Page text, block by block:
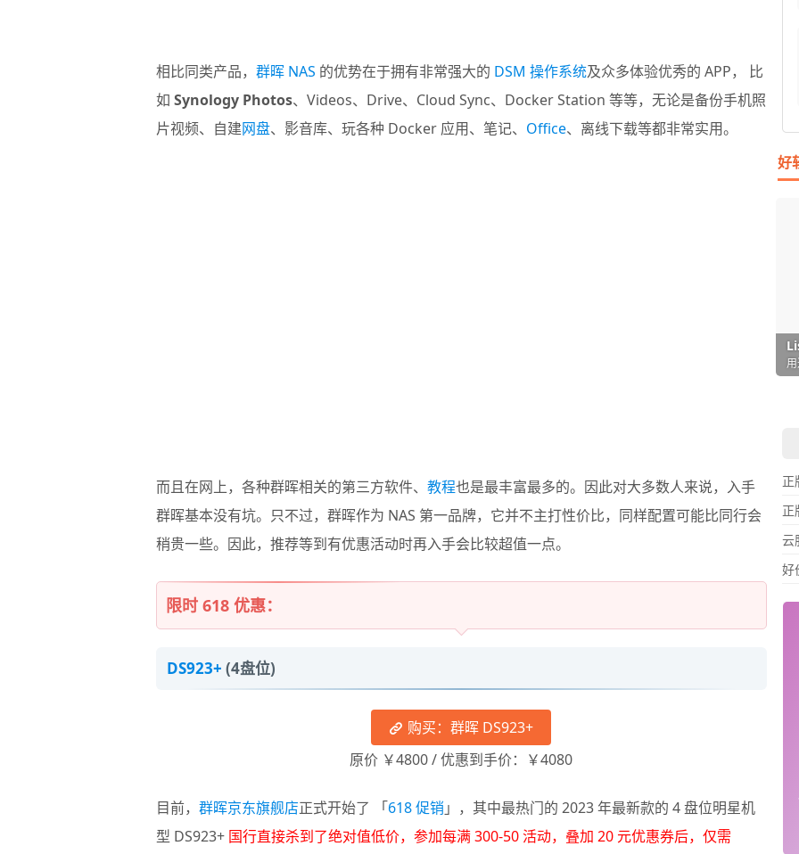
相比同类产品， 群晖 NAS 的优势在于拥有非常强大的 DSM 操作系统及众多体验优秀的 APP， 比
如 Synology Photos、Videos、Drive、Cloud Sync、Docker Station 等等，无论是备份手机照
片视频、自建网盘、影音库、玩各种 Docker 应用、笔记、 Office、离线下载等都非常实用。
而且在网上，各种群晖相关的第三方软件、 教程也是最丰富最多的。因此对大多数人来说，入手
群晖基本没有坑。只不过，群晖作为 NAS 第一品牌，它并不主打性价比，同样配置可能比同行会
稍贵一些。因此，推荐等到有优惠活动时再入手会比较超值一点。
限时 618 优惠：
DS923+ (4盘位)
购买：群晖 DS923+
原价 ￥4800 / 优惠到手价：￥4080
目前， 群晖京东旗舰店正式开始了 「618 促销 」，其中最热门的 2023 年最新款的 4 盘位明星机
型 DS923+ 国行直接杀到了绝对值低价，参加每满 300-50 活动，叠加 20 元优惠券后，仅需
好
正
正
云
好